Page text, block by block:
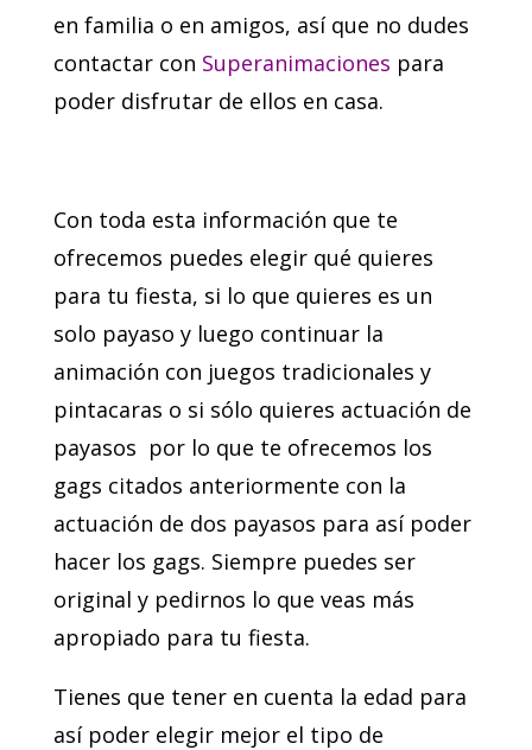
en familia o en amigos, así que no dudes
contactar con Superanimaciones para
poder disfrutar de ellos en casa.
Con toda esta información que te
ofrecemos puedes elegir qué quieres
para tu fiesta, si lo que quieres es un
solo payaso y luego continuar la
animación con juegos tradicionales y
pintacaras o si sólo quieres actuación de
payasos por lo que te ofrecemos los
gags citados anteriormente con la
actuación de dos payasos para así poder
hacer los gags. Siempre puedes ser
original y pedirnos lo que veas más
apropiado para tu fiesta.
Tienes que tener en cuenta la edad para
así poder elegir mejor el tipo de